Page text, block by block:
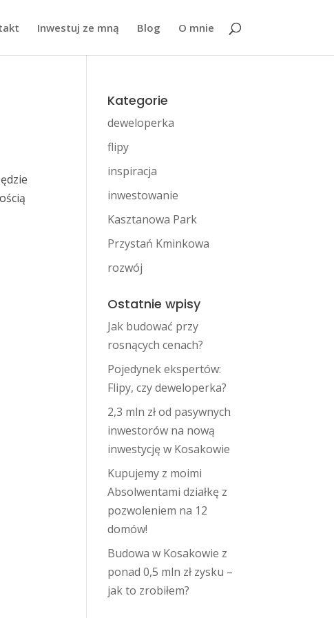
Inwestuj ze mną Blog O mnie
Kategorie
deweloperka
flipy
inspiracja
inwestowanie
Kasztanowa Park
Przystań Kminkowa
rozwój
Ostatnie wpisy
Jak budować przy
rosnących cenach?
Pojedynek ekspertów:
Flipy, czy deweloperka?
2,3 mln zł od pasywnych
inwestorów na nową
inwestycję w Kosakowie
Kupujemy z moimi
Absolwentami działkę z
pozwoleniem na 12
domów!
Budowa w Kosakowie z
ponad 0,5 mln zł zysku –
jak to zrobiłem?